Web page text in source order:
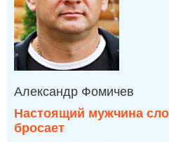
Александр Фомичев
Настоящий мужчина
бросает